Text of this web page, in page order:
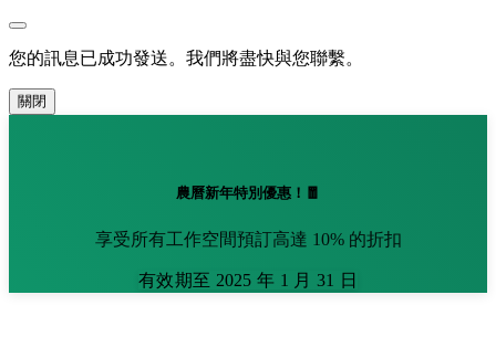
您的訊息已成功發送。我們將盡快與您聯繫。
關閉
農曆新年特別優惠！🧧
享受所有工作空間預訂高達 10% 的折扣
有效期至 2025 年 1 月 31 日